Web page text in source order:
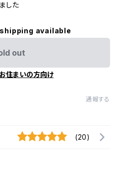
した
available
out
住まいの方向け
通報する
(20)